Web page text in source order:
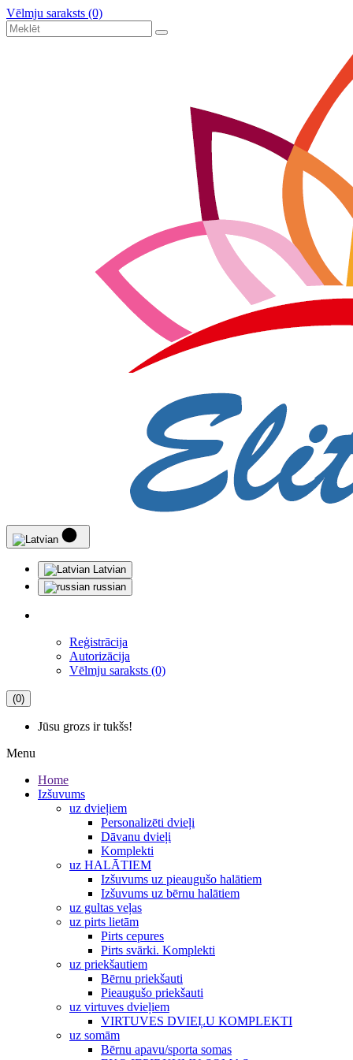
Vēlmju saraksts (0)
Latvian
russian
Reģistrācija
Autorizācija
Vēlmju saraksts (0)
(0)
Jūsu grozs ir tukšs!
Menu
Home
Izšuvums
uz dvieļiem
Personalizēti dvieļi
Dāvanu dvieļi
Komplekti
uz HALĀTIEM
Izšuvums uz pieaugušo halātiem
Izšuvums uz bērnu halātiem
uz gultas veļas
uz pirts lietām
Pirts cepures
Pirts svārki. Komplekti
uz priekšautiem
Bērnu priekšauti
Pieaugušo priekšauti
uz virtuves dvieļiem
VIRTUVES DVIEĻU KOMPLEKTI
uz somām
Bērnu apavu/sporta somas